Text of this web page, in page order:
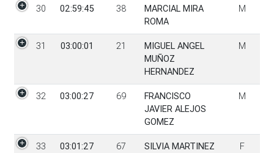
30 02:59:45 38
MARCIAL MIRA
ROMA
M
31 03:00:01 21
MIGUEL ANGEL
MUÑOZ
HERNANDEZ
M
32 03:00:27 69
FRANCISCO
JAVIER ALEJOS
GOMEZ
M
33 03:01:27 67
SILVIA MARTINEZ
F